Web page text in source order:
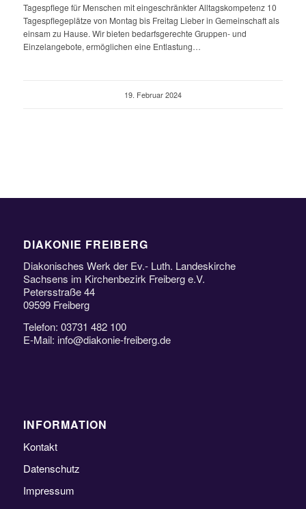
Tagespflege für Menschen mit eingeschränkter Alltagskompetenz 10
Tagespflegeplätze von Montag bis Freitag Lieber in Gemeinschaft als
einsam zu Hause. Wir bieten bedarfsgerechte Gruppen- und
Einzelangebote, ermöglichen eine Entlastung…
19. Februar 2024
DIAKONIE FREIBERG
Diakonisches Werk der Ev.- Luth. Landeskirche
Sachsens im Kirchenbezirk Freiberg e.V.
Petersstraße 44
09599 Freiberg
Telefon: 03731 482 100
E-Mail: info@diakonie-freiberg.de
INFORMATION
Kontakt
Datenschutz
Impressum